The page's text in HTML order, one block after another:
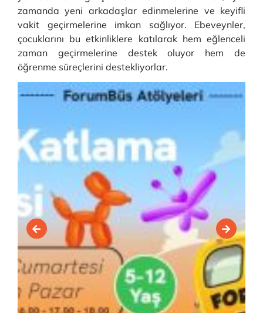
zamanda yeni arkadaşlar edinmelerine ve keyifli
vakit geçirmelerine imkan sağlıyor. Ebeveynler,
çocuklarını bu etkinliklere katılarak hem eğlenceli
zaman geçirmelerine destek oluyor hem de
öğrenme süreçlerini destekliyorlar.